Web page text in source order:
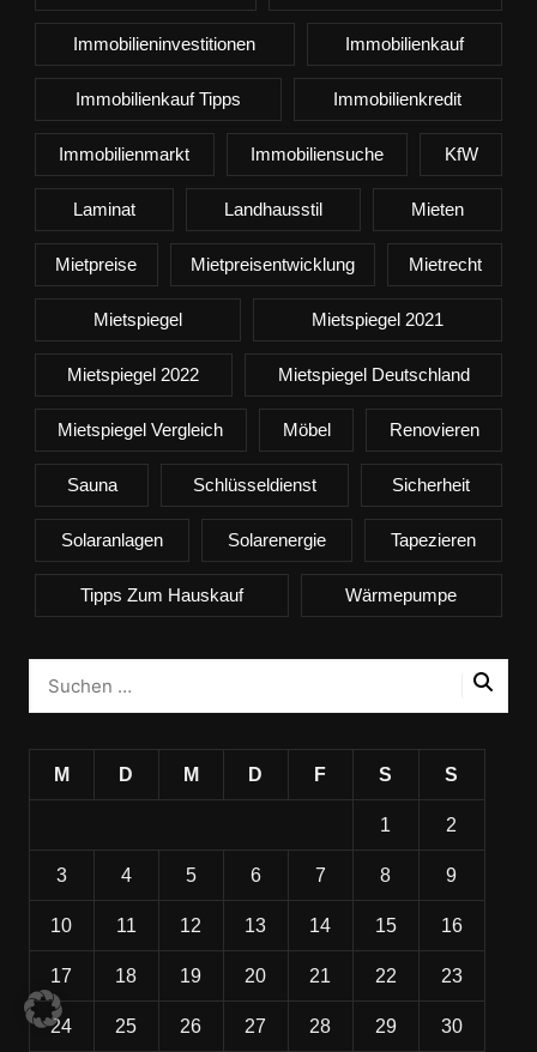
Immobilieninvestitionen Immobilienkauf
Immobilienkauf Tipps Immobilienkredit
Immobilienmarkt Immobiliensuche KfW
Laminat Landhausstil Mieten
Mietpreise Mietpreisentwicklung Mietrecht
Mietspiegel Mietspiegel 2021
Mietspiegel 2022 Mietspiegel Deutschland
Mietspiegel Vergleich Möbel Renovieren
Sauna Schlüsseldienst Sicherheit
Solaranlagen Solarenergie Tapezieren
Tipps Zum Hauskauf Wärmepumpe
M D M D F S S
1 2
3 4 5 6 7 8 9
10 11 12 13 14 15 16
17 18 19 20 21 22 23
24 25 26 27 28 29 30